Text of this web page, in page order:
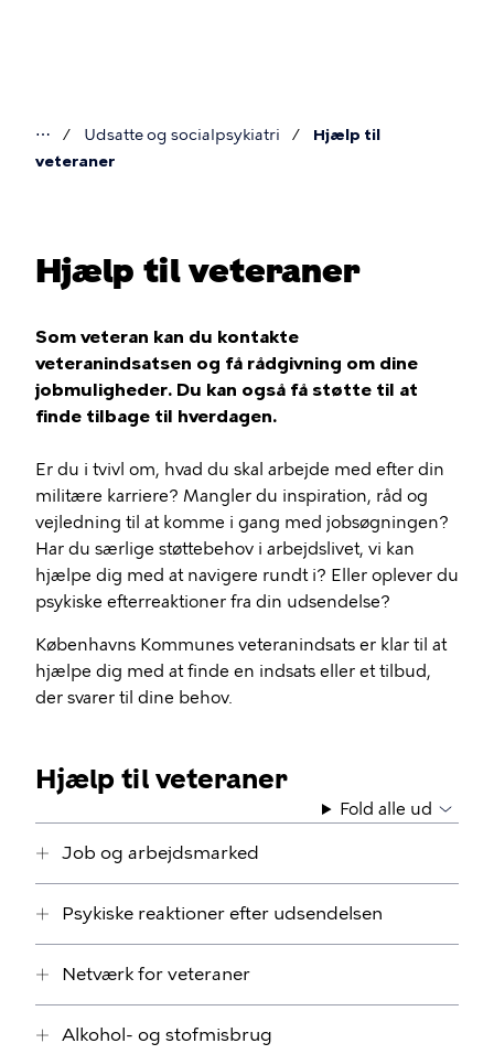
Du
⋯ Udsatte og socialpsykiatri
Hjælp til
veteraner
Hjælp til veteraner
Som veteran kan du kontakte
veteranindsatsen og få rådgivning om dine
jobmuligheder. Du kan også få støtte til at
finde tilbage til hverdagen.
Er du i tvivl om, hvad du skal arbejde med efter din
militære karriere? Mangler du inspiration, råd og
vejledning til at komme i gang med jobsøgningen?
Har du særlige støttebehov i arbejdslivet, vi kan
hjælpe dig med at navigere rundt i? Eller oplever du
psykiske efterreaktioner fra din udsendelse?
Københavns Kommunes veteranindsats er klar til at
hjælpe dig med at finde en indsats eller et tilbud,
der svarer til dine behov.
Hjælp til veteraner
Fold alle ud
Job og arbejdsmarked
Psykiske reaktioner efter udsendelsen
Netværk for veteraner
Alkohol- og stofmisbrug